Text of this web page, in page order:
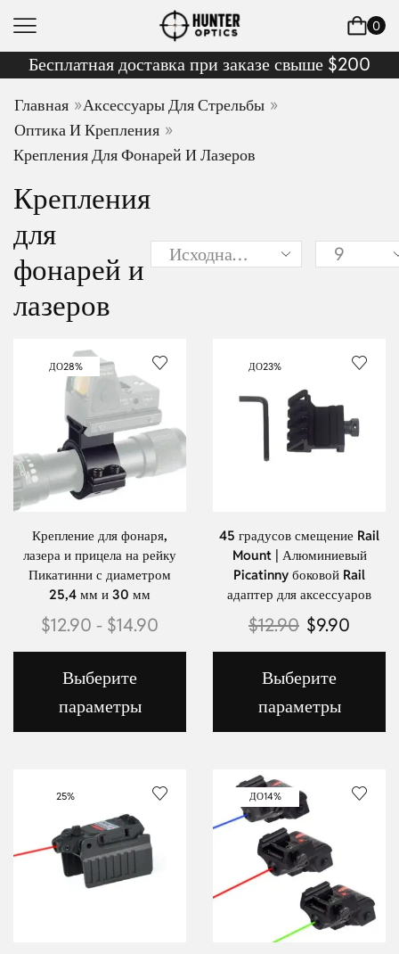
0
Бесплатная доставка при заказе свыше $200
Главная »Аксессуары Для Стрельбы »
Оптика И Крепления »
Крепления Для Фонарей И Лазеров
Крепления
для
фонарей и
лазеров
ДО28%
Крепление для фонаря,
лазера и прицела на рейку
Пикатинни с диаметром
25,4 мм и 30 мм
$12.90 - $14.90
Выберите
параметры
ДО23%
45 градусов смещение Rail
Mount | Алюминиевый
Picatinny боковой Rail
адаптер для аксессуаров
$12.90 $9.90
Выберите
параметры
25% ДО14%